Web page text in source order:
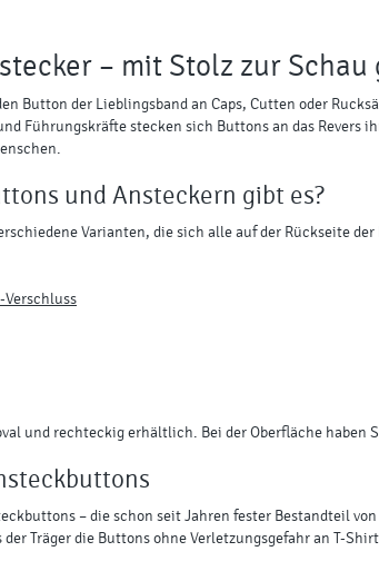
– mit Stolz zur Schau
Button der Lieblingsband an Caps, Cutten oder
Führungskräfte stecken sich Buttons an das Revers
und Ansteckern gibt es?
Varianten, die sich alle auf der Rückseite
und rechteckig erhältlich. Bei der Oberfläche haben
– die schon seit Jahren fester Bestandteil
Träger die Buttons ohne Verletzungsgefahr an T-